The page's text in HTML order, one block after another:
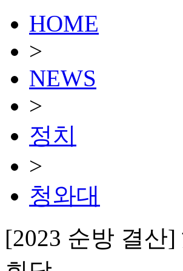
HOME
>
NEWS
>
정치
>
청와대
[2023 순방 결산